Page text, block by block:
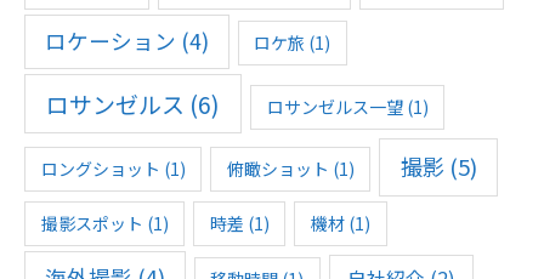
ロケーション (4) ロケ旅 (1)
ロサンゼルス (6) ロサンゼルス一望(1)
ロングショット (1) 俯瞰ショット (1) 撮影 (5)
撮影スポット (1) 時差 (1) 機材(1)